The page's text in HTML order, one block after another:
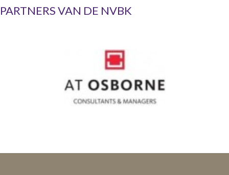
PARTNERS VAN DE NVBK